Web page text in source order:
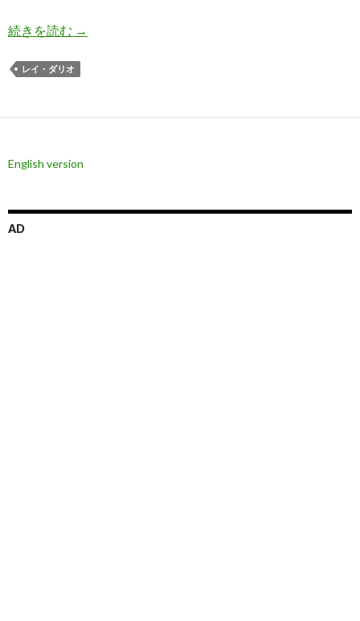
続きを読む レイ・ダリオ氏、2025年の株価大暴落を予想か
→
レイ・ダリオ
English version
AD